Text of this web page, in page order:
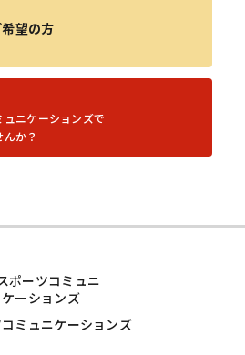
望の方
ュニケーションズで
か？
ミュニケーションズ